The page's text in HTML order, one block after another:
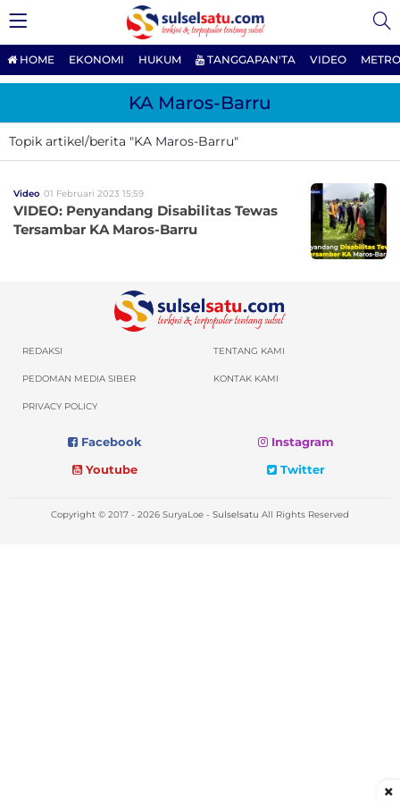
HOME EKONOMI HUKUM TANGGAPAN'TA VIDEO
KA Maros-Barru
Topik artikel/berita "KA Maros-Barru"
Video 01 Februari 2023 15:59
VIDEO: Penyandang Disabilitas Tewas
Tersambar KA Maros-Barru
REDAKSI TENTANG KAMI
PEDOMAN MEDIA SIBER KONTAK KAMI
PRIVACY POLICY
Facebook
Instagram
Youtube
Twitter
Copyright © 2017 - 2026 SuryaLoe - Sulselsatu All Rights Reserved
×